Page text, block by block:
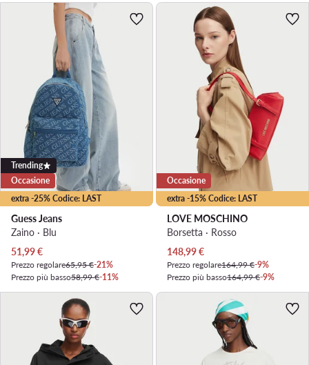
extra -25% Codice: LAST
Trending
Occasione
Guess Jeans
Zaino · Blu
Prezzo attuale
51,99€
Prezzo regolare65,95 €-21%
Prezzo più basso58,99 €-11%
extra -15% Codice: LAST
Occasione
LOVE MOSCHINO
Borsetta · Rosso
Prezzo attuale
148,99€
Prezzo regolare164,99 €-9%
Prezzo più basso164,99 €-9%